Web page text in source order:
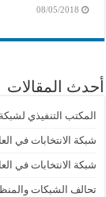
08/05/2018
أحدث المقالات
المكتب التنفيذي
شبكة الانتخابات في
شبكة الانتخابات في
تحالف الشبكات